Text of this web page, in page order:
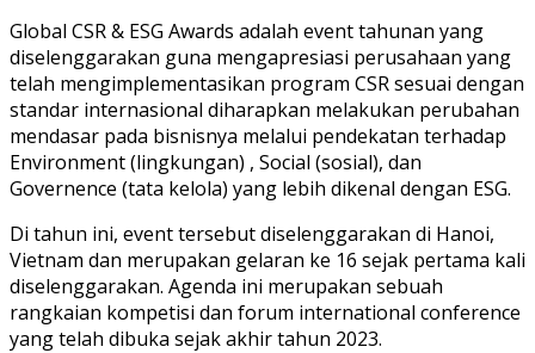
Global CSR & ESG Awards adalah event tahunan yang
diselenggarakan guna mengapresiasi perusahaan yang
telah mengimplementasikan program CSR sesuai dengan
standar internasional diharapkan melakukan perubahan
mendasar pada bisnisnya melalui pendekatan terhadap
Environment (lingkungan) , Social (sosial), dan
Governence (tata kelola) yang lebih dikenal dengan ESG.
Di tahun ini, event tersebut diselenggarakan di Hanoi,
Vietnam dan merupakan gelaran ke 16 sejak pertama kali
diselenggarakan. Agenda ini merupakan sebuah
rangkaian kompetisi dan forum international conference
yang telah dibuka sejak akhir tahun 2023.